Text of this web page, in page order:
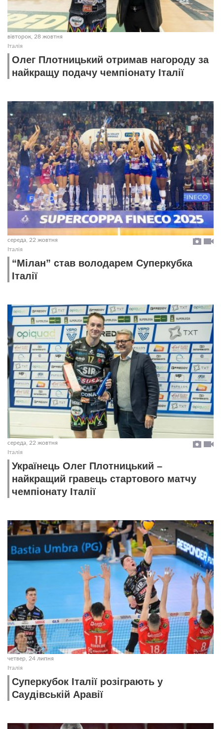
вівторок, 28 жовтня
Італія
Олег Плотницький отримав нагороду за
найкращу подачу чемпіонату Італії
середа, 22 жовтня
Італія
“Мілан” став володарем Суперкубка
Італії
середа, 22 жовтня
Італія
Українець Олег Плотницький –
найкращий гравець стартового матчу
чемпіонату Італії
четвер, 24 липня
Італія
Суперкубок Італії розіграють у
Саудівській Аравії